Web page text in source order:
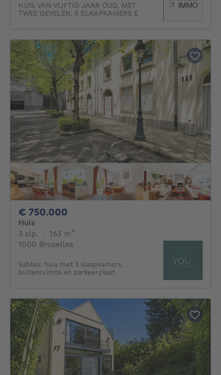
HUIS VAN VIJFTIG JAAR OUD, MET
TWEE GEVELEN, 5 SLAAPKAMERS E
€ 750.000
Huis
3 slp. 3 slaapkamers
· 163 m²
1000 Bruxelles
Sablon: huis met 3 slaapkamers,
buitenruimte en parkeerplaat